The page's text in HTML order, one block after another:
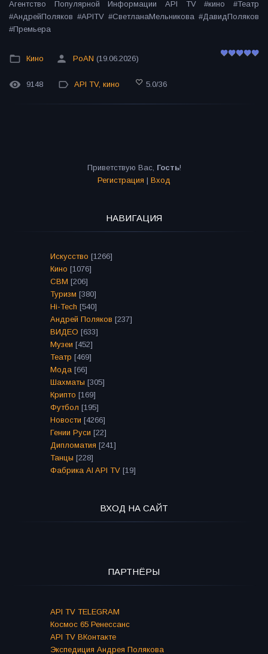
Агентство Популярной Информации API TV #кино #Театр
#АндрейПоляков #APITV #СветланаМельникова #ДавидПоляков
#Премьера
Кино PoAN (19.06.2026)
9148 API TV, кино 5.0/36
Приветствую Вас, Гость!
Регистрация | Вход
НАВИГАЦИЯ
Искусство [1266]
Кино [1076]
СВМ [206]
Туризм [380]
Hi-Tech [540]
Андрей Поляков [237]
ВИДЕО [633]
Музеи [452]
Театр [469]
Мода [66]
Шахматы [305]
Крипто [169]
Футбол [195]
Новости [4266]
Гении Руси [22]
Дипломатия [241]
Танцы [228]
Фабрика AI API TV [19]
ВХОД НА САЙТ
ПАРТНЁРЫ
API TV TELEGRAM
Космос 65 Ренессанс
API TV ВКонтакте
Экспедиция Андрея Полякова